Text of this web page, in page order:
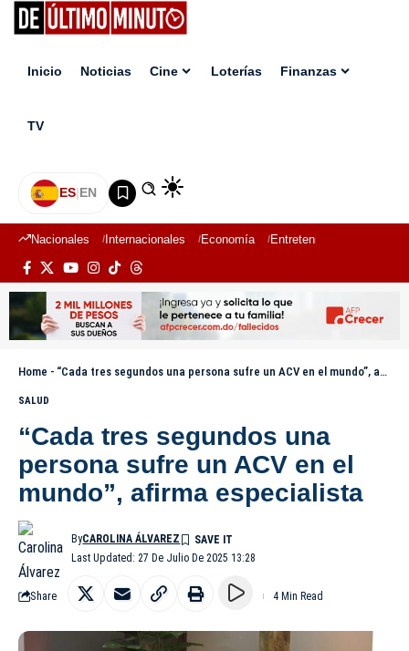
Inicio Noticias Cine Loterías Finanzas
TV
ES|EN
Nacionales Internacionales Economía Entretenimiento
Home - “Cada tres segundos una persona sufre un ACV en el mundo”, afirma especialista
SALUD
“Cada tres segundos una
persona sufre un ACV en el
mundo”, afirma especialista
Last Updated: 27 De Julio De 2025 13:28
ByCAROLINA ÁLVAREZ
Share 4 Min Read